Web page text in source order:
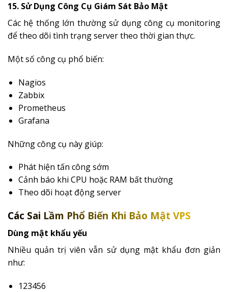
15. Sử Dụng Công Cụ Giám Sát Bảo Mật
Các hệ thống lớn thường sử dụng công cụ monitoring
để theo dõi tình trạng server theo thời gian thực.
Một số công cụ phổ biến:
Nagios
Zabbix
Prometheus
Grafana
Những công cụ này giúp:
Phát hiện tấn công sớm
Cảnh báo khi CPU hoặc RAM bất thường
Theo dõi hoạt động server
Các Sai Lầm Phổ Biến Khi Bảo Mật VPS
Dùng mật khẩu yếu
Nhiều quản trị viên vẫn sử dụng mật khẩu đơn giản
như:
123456